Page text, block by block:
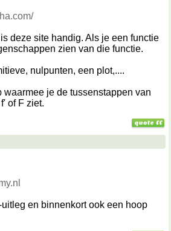
deze site handig. Als je een functie
zien van die functie.
nulpunten, een plot,....
waarmee je de tussenstappen van
of F ziet.
en binnenkort ook een hoop